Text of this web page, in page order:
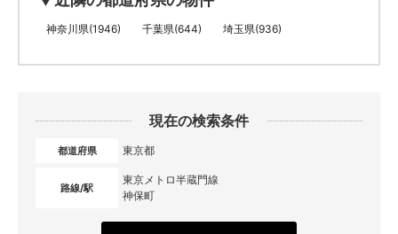
神奈川県(1946) 千葉県(644) 埼玉県(936)
現在の検索条件
都道府県 東京都
路線/駅
東京メトロ半蔵門線
神保町